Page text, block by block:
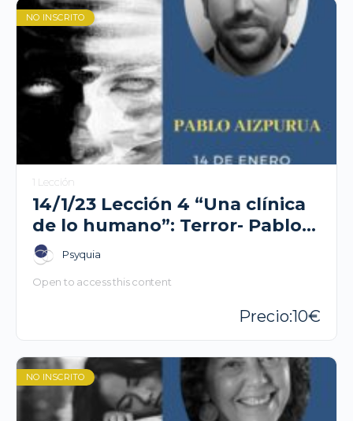
NO INSCRITO
1 Lección
14/1/23 Lección 4 “Una clínica
de lo humano”: Terror- Pablo
Aizpurua
Psyquia
Open to access this content
10
NO INSCRITO